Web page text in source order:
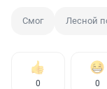
Смог Лесной
0 0